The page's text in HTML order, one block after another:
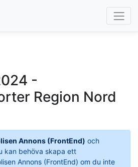
-
Region Nord
Annons (FrontEnd) och
kan behöva skapa ett
Annons (FrontEnd) om du inte